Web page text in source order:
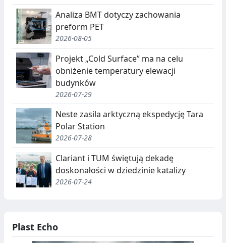
Analiza BMT dotyczy zachowania
preform PET
2026-08-05
Projekt „Cold Surface” ma na celu
obniżenie temperatury elewacji
budynków
2026-07-29
Neste zasila arktyczną ekspedycję Tara
Polar Station
2026-07-28
Clariant i TUM świętują dekadę
doskonałości w dziedzinie katalizy
2026-07-24
Plast Echo